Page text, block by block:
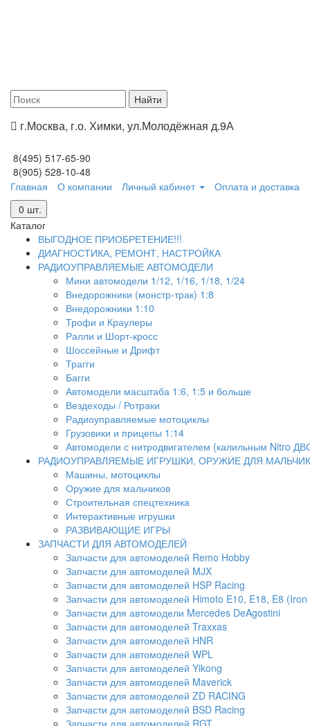
г.Москва, г.о. Химки, ул.Молодёжная д.9А
8(495) 517-65-90
8(905) 528-10-48
Главная
О компании Личный кабинет Оплата и доставка
0 шт.
Каталог
ВЫГОДНОЕ ПРИОБРЕТЕНИЕ!!!
ДИАГНОСТИКА, РЕМОНТ, НАСТРОЙКА
РАДИОУПРАВЛЯЕМЫЕ АВТОМОДЕЛИ
Мини автомодели 1/12, 1/16, 1/18, 1/24
Внедорожники (монстр-трак) 1:8
Внедорожники 1:10
Трофи и Краулеры
Ралли и Шорт-кросс
Шоссейные и Дрифт
Трагги
Багги
Автомодели масштаба 1:6, 1:5 и больше
Вездеходы / Ротраки
Радиоуправляемые мотоциклы
Грузовики и прицепы 1:14
Автомодели с нитродвигателем (калильным Nitro
РАДИОУПРАВЛЯЕМЫЕ ИГРУШКИ, ОРУЖИЕ ДЛЯ
Машины, мотоциклы
Оружие для мальчиков
Строительная спецтехника
Интерактивные игрушки
РАЗВИВАЮЩИЕ ИГРЫ
ЗАПЧАСТИ ДЛЯ АВТОМОДЕЛЕЙ
Запчасти для автомоделей Remo Hobby
Запчасти для автомоделей MJX
Запчасти для автомоделей HSP Racing
Запчасти для автомоделей Himoto E10, E18, E8
Запчасти для автомодели Mercedes DeAgostini
Запчасти для автомоделей Traxxas
Запчасти для автомоделей HNR
Запчасти для автомоделей WPL
Запчасти для автомоделей Yikong
Запчасти для автомоделей Maverick
Запчасти для автомоделей ZD RACING
Запчасти для автомоделей BSD Racing
Запчасти для автомоделей RGT